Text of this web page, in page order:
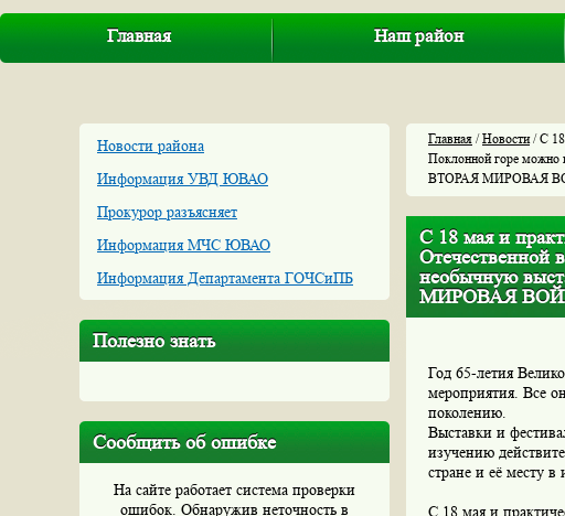
Главная Наш район
Новости района
Информация УВД ЮВАО
Прокурор разъясняет
Информация МЧС ЮВАО
Информация Департамента ГОЧСиПБ
Полезно знать
Сообщить об ошибке
На сайте работает система проверки
ошибок. Обнаружив неточность в
Главная /Новости/ С 18
Поклонной горе
ВТОРАЯ МИРОВАЯ
С 18 мая и
Отечественной
необычную
МИРОВАЯ
Год 65-летия
мероприятия. Все
поколению.
Выставки и
изучению
стране и её месту
С 18 мая и